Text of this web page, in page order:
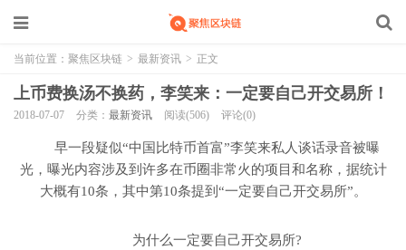
当前位置： 聚焦区块链 > 最新资讯 > 正文
上币费换汤不换药，李笑来：一定要自己开交易所！
2018-07-07 分类： 最新资讯 阅读(506) 评论(0)
早一段疑似“中国比特币首富”李笑来私人谈话录音被曝
光，曝光内容涉及到许多在币圈非常火的项目和名称，据统计
大概有10条，其中第10条提到“一定要自己开交易所”。
为什么一定要自己开交易所?